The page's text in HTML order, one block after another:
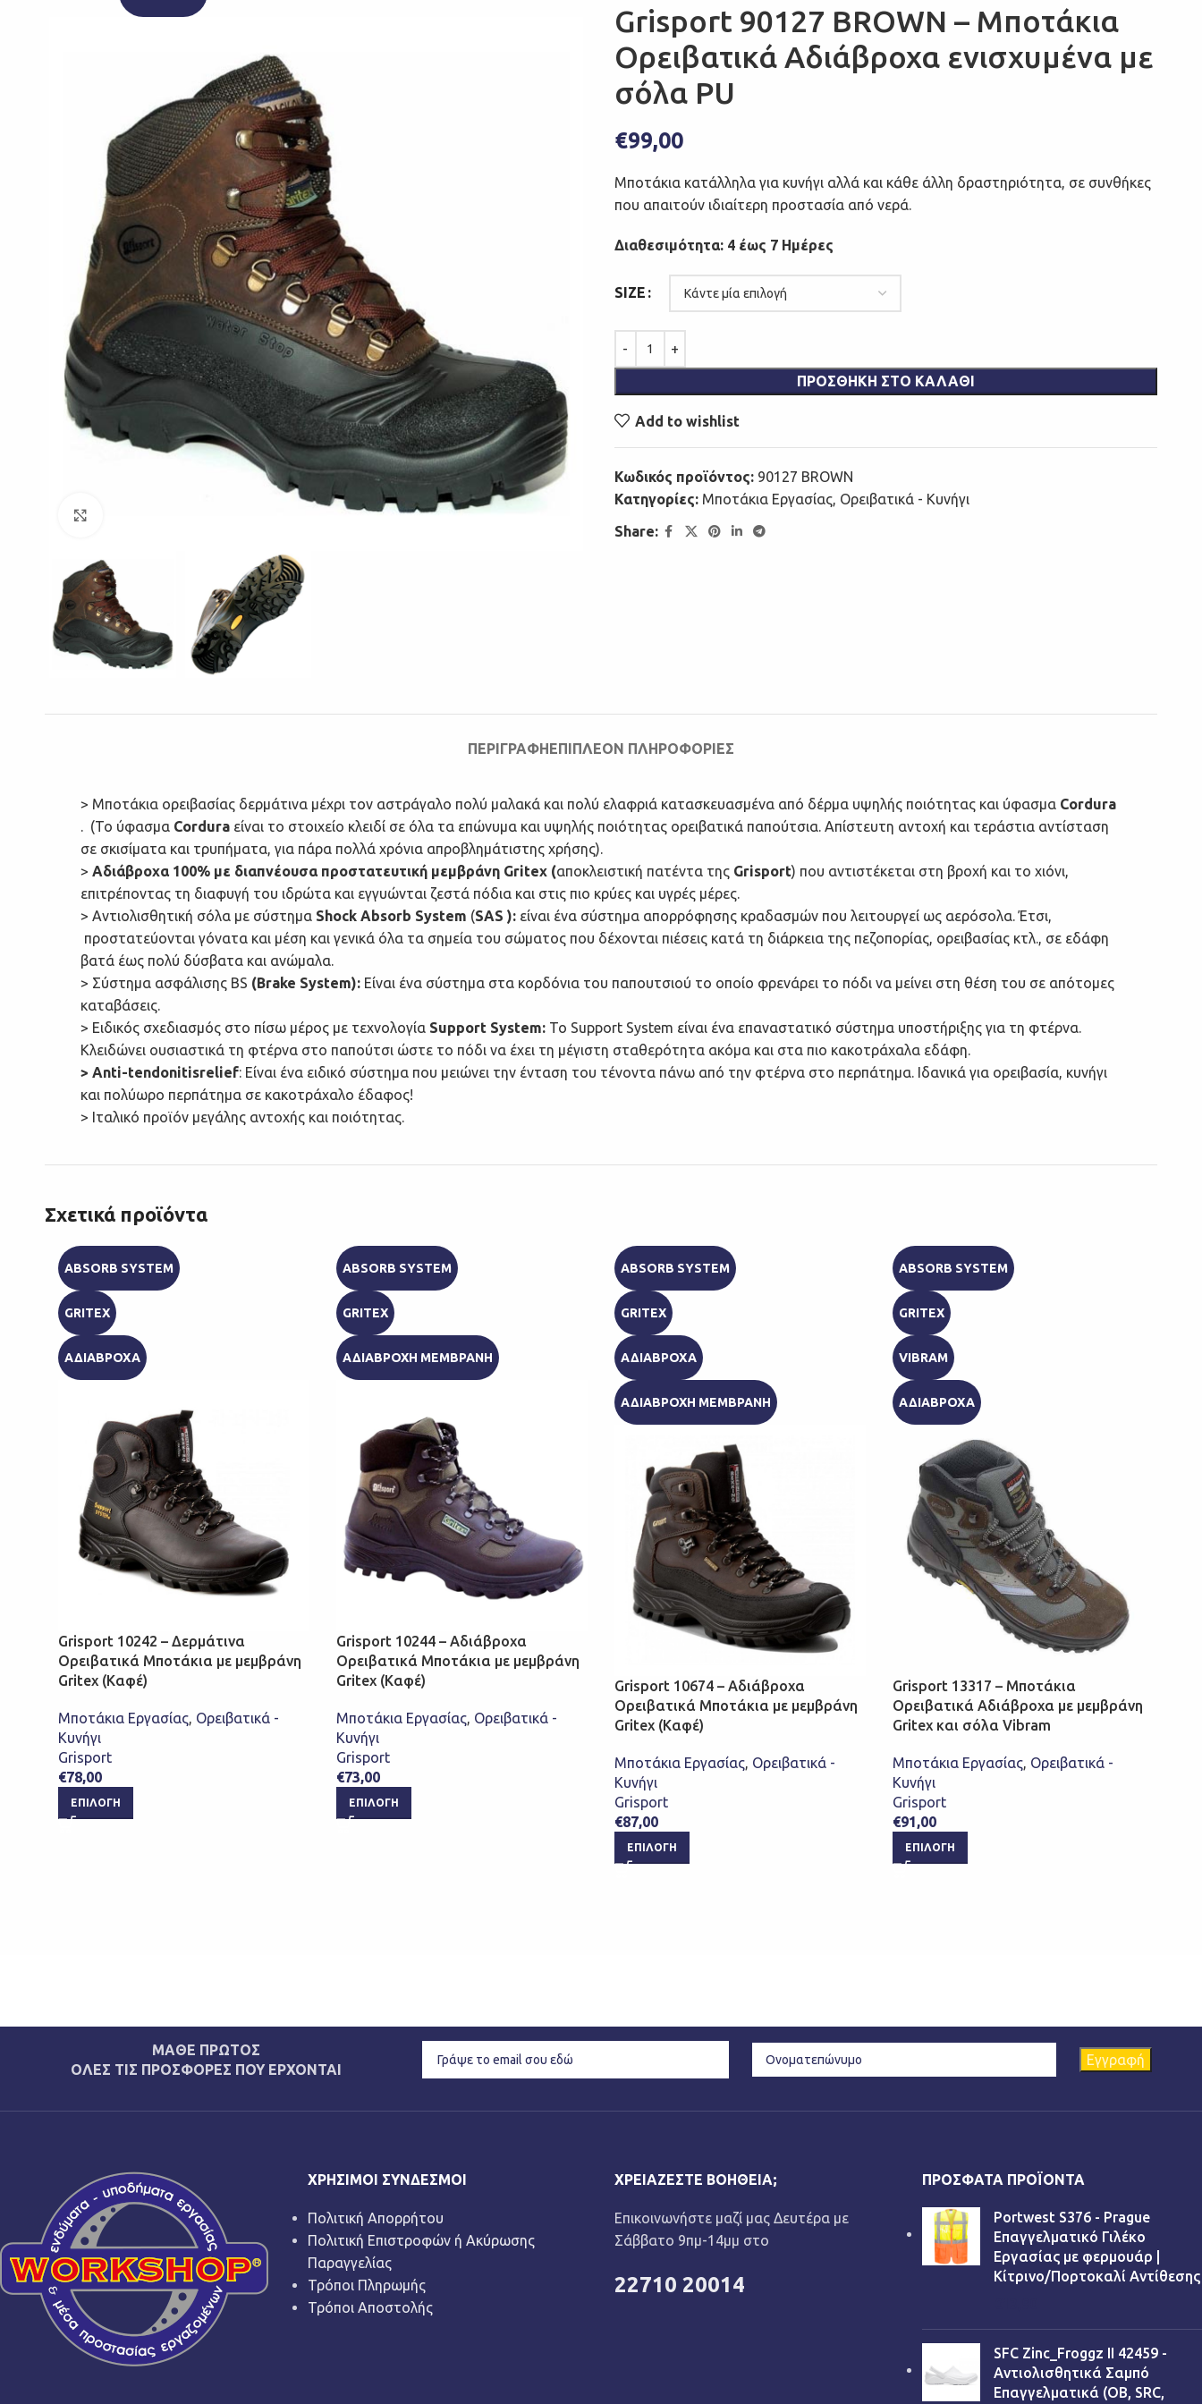
Grisport 90127 BROWN – Μποτάκια
Ορειβατικά Αδιάβροχα ενισχυμένα με
σόλα PU
€99,00
Μποτάκια κατάλληλα για κυνήγι αλλά και κάθε άλλη δραστηριότητα, σε συνθήκες
που απαιτούν ιδιαίτερη προστασία από νερά.
Διαθεσιμότητα: 4 έως 7 Ημέρες
SIZE
ΠΡΟΣΘΉΚΗ ΣΤΟ ΚΑΛΆΘΙ
Add to wishlist
Κωδικός προϊόντος: 90127 BROWN
Κατηγορίες: Μποτάκια Εργασίας, Ορειβατικά - Κυνήγι
Share:
ΠΕΡΙΓΡΑΦΉΕΠΙΠΛΈΟΝ ΠΛΗΡΟΦΟΡΊΕΣ
> Μποτάκια ορειβασίας δερμάτινα μέχρι τον αστράγαλο πολύ μαλακά και πολύ ελαφριά κατασκευασμένα από δέρμα υψηλής ποιότητας και ύφασμα Cordura
. (Το ύφασμα Cordura είναι το στοιχείο κλειδί σε όλα τα επώνυμα και υψηλής ποιότητας ορειβατικά παπούτσια. Απίστευτη αντοχή και τεράστια αντίσταση
σε σκισίματα και τρυπήματα, για πάρα πολλά χρόνια απροβλημάτιστης χρήσης).
> Αδιάβροχα 100% με διαπνέουσα προστατευτική μεμβράνη Gritex (αποκλειστική πατέντα της Grisport) που αντιστέκεται στη βροχή και το χιόνι,
επιτρέποντας τη διαφυγή του ιδρώτα και εγγυώνται ζεστά πόδια και στις πιο κρύες και υγρές μέρες.
> Αντιολισθητική σόλα με σύστημα Shock Absorb System (SAS ): είναι ένα σύστημα απορρόφησης κραδασμών που λειτουργεί ως αερόσολα. Έτσι,
προστατεύονται γόνατα και μέση και γενικά όλα τα σημεία του σώματος που δέχονται πιέσεις κατά τη διάρκεια της πεζοπορίας, ορειβασίας κτλ., σε εδάφη
βατά έως πολύ δύσβατα και ανώμαλα.
> Σύστημα ασφάλισης BS (Brake System): Είναι ένα σύστημα στα κορδόνια του παπουτσιού το οποίο φρενάρει το πόδι να μείνει στη θέση του σε απότομες
καταβάσεις.
> Ειδικός σχεδιασμός στο πίσω μέρος με τεχνολογία Support System: Το Support System είναι ένα επαναστατικό σύστημα υποστήριξης για τη φτέρνα.
Κλειδώνει ουσιαστικά τη φτέρνα στο παπούτσι ώστε το πόδι να έχει τη μέγιστη σταθερότητα ακόμα και στα πιο κακοτράχαλα εδάφη.
> Anti-tendonitisrelief: Είναι ένα ειδικό σύστημα που μειώνει την ένταση του τένοντα πάνω από την φτέρνα στο περπάτημα. Ιδανικά για ορειβασία, κυνήγι
και πολύωρο περπάτημα σε κακοτράχαλο έδαφος!
> Ιταλικό προϊόν μεγάλης αντοχής και ποιότητας.
Σχετικά προϊόντα
ABSORB SYSTEM
GRITEX
ΑΔΙΑΒΡΟΧΑ
Grisport 10242 – Δερμάτινα
Ορειβατικά Μποτάκια με μεμβράνη
Gritex (Καφέ)
Μποτάκια Εργασίας, Ορειβατικά -
Κυνήγι
Grisport
€78,00
ΕΠΙΛΟΓΉ
ABSORB SYSTEM
GRITEX
ΑΔΙΑΒΡΟΧΗ ΜΕΜΒΡΑΝΗ
Grisport 10244 – Αδιάβροχα
Ορειβατικά Μποτάκια με μεμβράνη
Gritex (Καφέ)
Μποτάκια Εργασίας, Ορειβατικά -
Κυνήγι
Grisport
€73,00
ΕΠΙΛΟΓΉ
ABSORB SYSTEM
GRITEX
ΑΔΙΑΒΡΟΧΑ
ΑΔΙΑΒΡΟΧΗ ΜΕΜΒΡΑΝΗ
Grisport 10674 – Αδιάβροχα
Ορειβατικά Μποτάκια με μεμβράνη
Gritex (Καφέ)
Μποτάκια Εργασίας, Ορειβατικά -
Κυνήγι
Grisport
€87,00
ΕΠΙΛΟΓΉ
ABSORB SYSTEM
GRITEX
VIBRAM
ΑΔΙΑΒΡΟΧΑ
Grisport 13317 – Μποτάκια
Ορειβατικά Αδιάβροχα με μεμβράνη
Gritex και σόλα Vibram
Μποτάκια Εργασίας, Ορειβατικά -
Κυνήγι
Grisport
€91,00
ΕΠΙΛΟΓΉ
ΜΑΘΕ ΠΡΩΤΟΣ
ΟΛΕΣ ΤΙΣ ΠΡΟΣΦΟΡΕΣ ΠΟΥ ΕΡΧΟΝΤΑΙ
ΧΡΉΣΙΜΟΙ ΣΎΝΔΕΣΜΟΙ
Πολιτική Απορρήτου
Πολιτική Επιστροφών ή Ακύρωσης
Παραγγελίας
Τρόποι Πληρωμής
Τρόποι Αποστολής
ΧΡΕΙΆΖΕΣΤΕ ΒΟΉΘΕΙΑ;
Επικοινωνήστε μαζί μας Δευτέρα με
Σάββατο 9πμ-14μμ στο
22710 20014
ΠΡΌΣΦΑΤΑ ΠΡΟΪΌΝΤΑ
Portwest S376 - Prague
Επαγγελματικό Γιλέκο
Εργασίας με φερμουάρ |
Κίτρινο/Πορτοκαλί Αντίθεσης
SFC Zinc_Froggz II 42459 -
Αντιολισθητικά Σαμπό
Επαγγελματικά (OB, SRC,